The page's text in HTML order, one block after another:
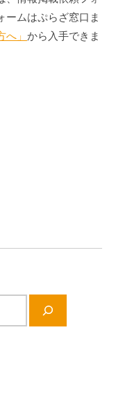
ームはぷらざ窓口ま
」 から入手できま